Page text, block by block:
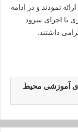
نمودند و در ادامه
با اجرای سرود
داشتند.
های آموزشی محیط